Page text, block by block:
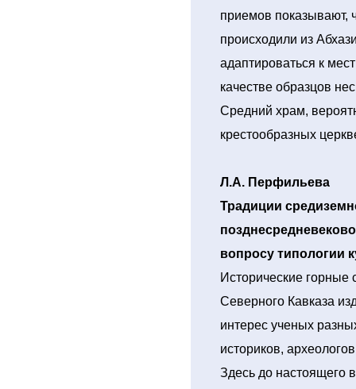
приемов показывают,
происходили из
адаптироваться к
качестве образцов
Средний храм,
крестообразных
Л.А. Перфильева
Традиции
вопросу типологии
Исторические горные
Северного Кавказа
интерес ученых
историков,
Здесь до настоящего